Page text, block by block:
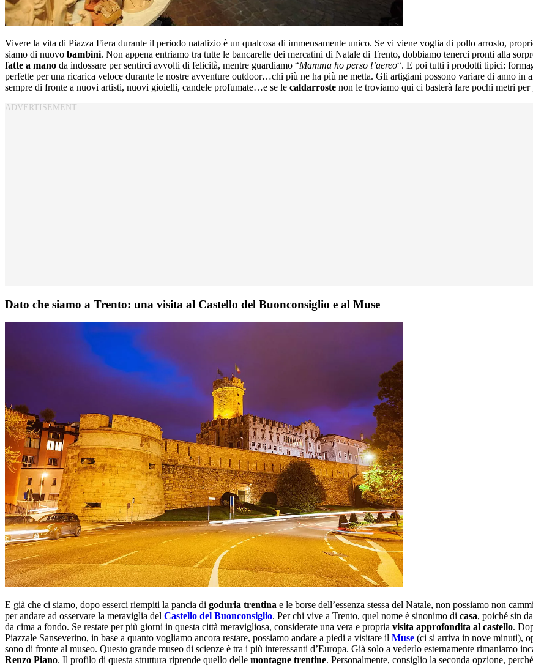
Vivere la vita di Piazza Fiera durante il periodo natalizio è un qualcosa di immensamente unico. Se vi viene voglia di pollo arrosto,
siamo di nuovo bambini. Non appena entriamo tra tutte le bancarelle dei mercatini di Natale di Trento, dobbiamo tenerci pronti alla
fatte a mano da indossare per sentirci avvolti di felicità, mentre guardiamo “Mamma ho perso l’aereo“. E poi tutti i prodotti tipici:
perfette per una ricarica veloce durante le nostre avventure outdoor…chi più ne ha più ne metta. Gli artigiani possono variare di anno in
sempre di fronte a nuovi artisti, nuovi gioielli, candele profumate…e se le caldarroste non le troviamo qui ci basterà fare pochi metri
Dato che siamo a Trento: una visita al Castello del Buonconsiglio e al Muse
E già che ci siamo, dopo esserci riempiti la pancia di goduria trentina e le borse dell’essenza stessa del Natale, non possiamo non
per andare ad osservare la meraviglia del Castello del Buonconsiglio. Per chi vive a Trento, quel nome è sinonimo di casa, poiché sin
da cima a fondo. Se restate per più giorni in questa città meravigliosa, considerate una vera e propria visita approfondita al castello.
Piazzale Sanseverino, in base a quanto vogliamo ancora restare, possiamo andare a piedi a visitare il Muse (ci si arriva in nove minuti),
sono di fronte al museo. Questo grande museo di scienze è tra i più interessanti d’Europa. Già solo a vederlo esternamente rimaniamo
Renzo Piano. Il profilo di questa struttura riprende quello delle montagne trentine. Personalmente, consiglio la seconda opzione,